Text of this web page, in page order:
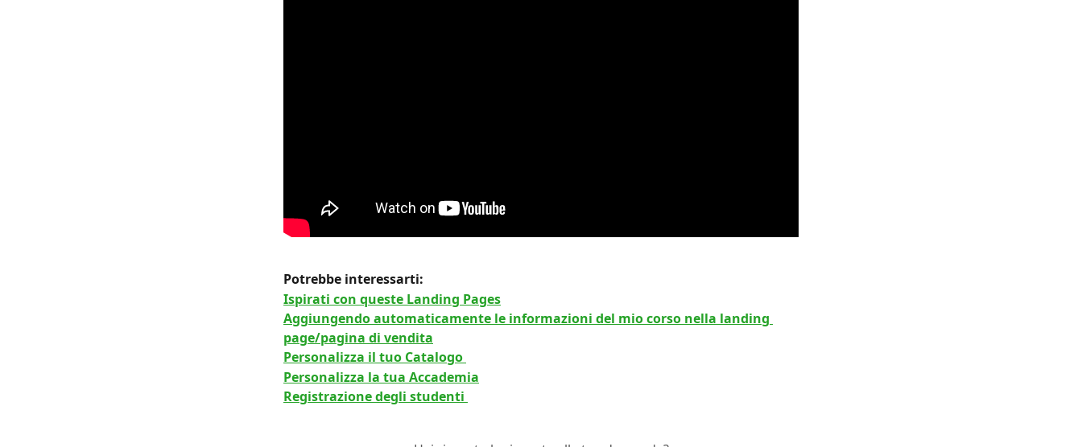
Potrebbe interessarti:
Ispirati con queste Landing Pages
Aggiungendo automaticamente le informazioni del mio corso nella landing
page/pagina di vendita
Personalizza il tuo Catalogo
Personalizza la tua Accademia
Registrazione degli studenti